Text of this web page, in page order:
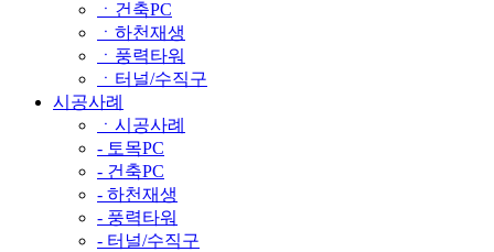
ㆍ건축PC
ㆍ하천재생
ㆍ풍력타워
ㆍ터널/수직구
시공사례
ㆍ시공사례
- 토목PC
- 건축PC
- 하천재생
- 풍력타워
- 터널/수직구